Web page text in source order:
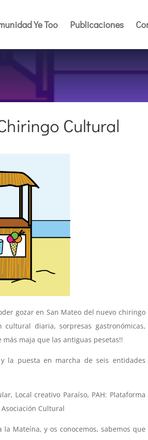
Ye Too Publicaciones
Cultural
gozar en San Mateo del nuevo chiringo
cultural diaria, sorpresas gastronómicas,
maja que las antiguas pesetas!!
la puesta en marcha de seis entidades
Local creativo Paraíso, PAH: Plataforma
Cultural
Mateína, y os conocemos, sabemos que